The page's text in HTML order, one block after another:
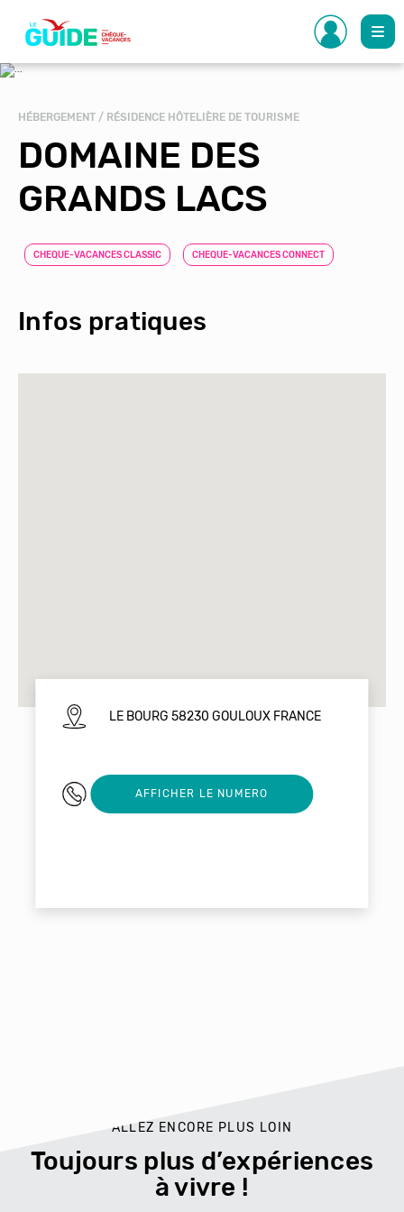
contenu
principal
HÉBERGEMENT / RÉSIDENCE HÔTELIÈRE DE TOURISME
DOMAINE DES
GRANDS LACS
CHEQUE-VACANCES CLASSIC CHEQUE-VACANCES CONNECT
Infos pratiques
LE BOURG 58230 GOULOUX FRANCE
0386787390
AFFICHER LE NUMERO
ALLEZ ENCORE PLUS LOIN
Toujours plus d’expériences
à vivre !